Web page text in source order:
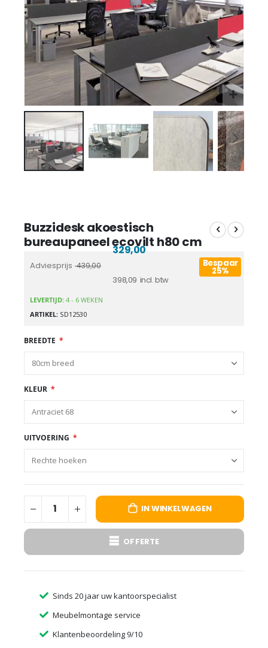
Buzzidesk akoestisch
bureaupaneel ecovilt h80 cm
Adviesprijs 439,00
398,09
329,00
Bespaar
25%
LEVERTIJD: 4 - 6 WEKEN
ARTIKEL SD12530
BREEDTE
KLEUR
UITVOERING
IN WINKELWAGEN
OFFERTE
Sinds 20 jaar uw kantoorspecialist
Meubelmontage service
Klantenbeoordeling 9/10